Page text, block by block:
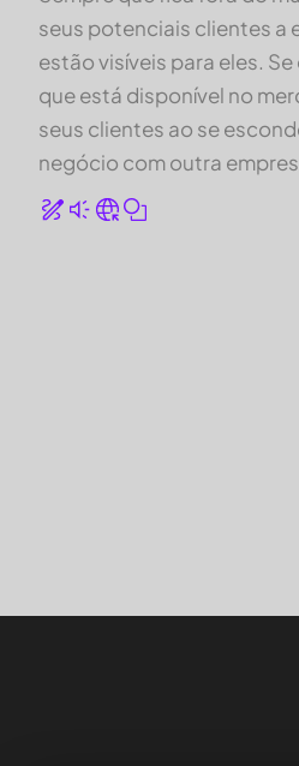
seus potenciais clientes a
estão visíveis para eles.
que está disponível no
seus clientes ao se
negócio com outra